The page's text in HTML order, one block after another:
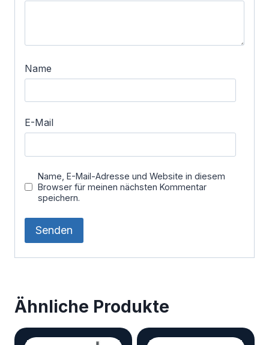
Name
E-Mail
Name, E-Mail-Adresse und Website in diesem
Browser für meinen nächsten Kommentar
speichern.
Ähnliche Produkte